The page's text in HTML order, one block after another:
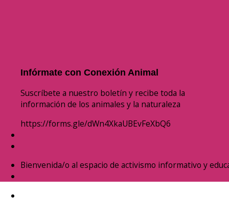
Infórmate con Conexión Animal
Suscríbete a nuestro boletín y recibe toda la
información de los animales y la naturaleza
https://forms.gle/dWn4XkaUBEvFeXbQ6
Bienvenida/o al espacio de activismo informativo y